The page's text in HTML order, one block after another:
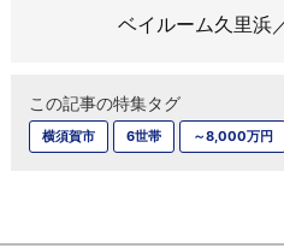
ベイルーム久里浜
この記事の特集タグ
横須賀市 6世帯 ～8,000万円